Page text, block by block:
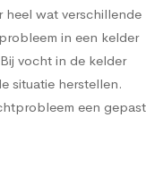
heel wat verschillende
in een kelder
vocht in de kelder
situatie herstellen.
een gepast